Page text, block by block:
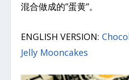
混合做成的”蛋黄”。
ENGLISH VERSION:
Jelly Mooncakes